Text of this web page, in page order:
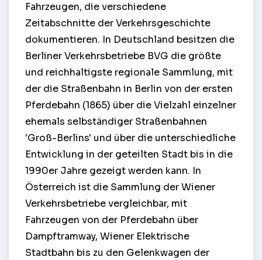
Fahrzeugen, die verschiedene
Zeitabschnitte der Verkehrsgeschichte
dokumentieren. In Deutschland besitzen die
Berliner Verkehrsbetriebe BVG die größte
und reichhaltigste regionale Sammlung, mit
der die Straßenbahn in Berlin von der ersten
Pferdebahn (1865) über die Vielzahl einzelner
ehemals selbständiger Straßenbahnen
'Groß-Berlins' und über die unterschiedliche
Entwicklung in der geteilten Stadt bis in die
1990er Jahre gezeigt werden kann. In
Österreich ist die Sammlung der Wiener
Verkehrsbetriebe vergleichbar, mit
Fahrzeugen von der Pferdebahn über
Dampftramway, Wiener Elektrische
Stadtbahn bis zu den Gelenkwagen der